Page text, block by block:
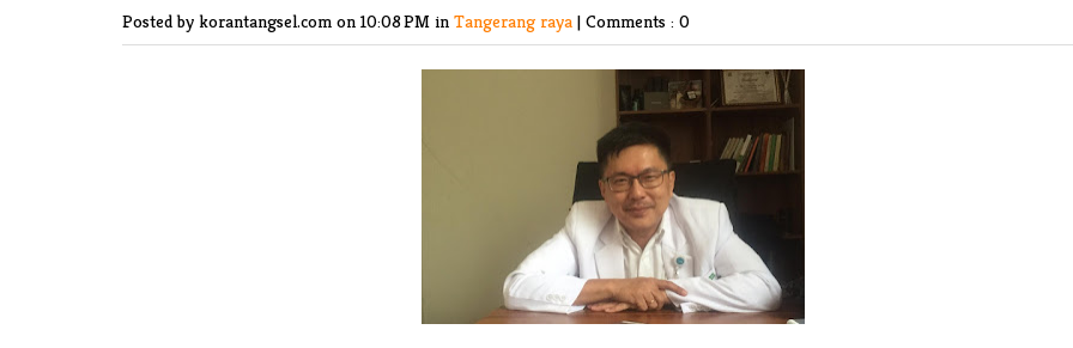
Posted by korantangsel.com on 10:08 PM in Tangerang raya | Comments : 0